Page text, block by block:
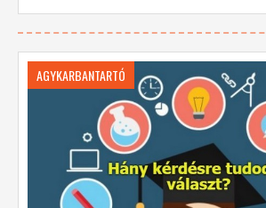
AGYKARBANTARTÓ